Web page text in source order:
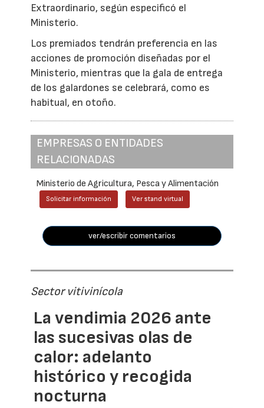
Extraordinario, según especificó el
Ministerio.
Los premiados tendrán preferencia en las
acciones de promoción diseñadas por el
Ministerio, mientras que la gala de entrega
de los galardones se celebrará, como es
habitual, en otoño.
EMPRESAS O ENTIDADES
RELACIONADAS
Ministerio de Agricultura, Pesca y Alimentación
Solicitar información Ver stand virtual
ver/escribir comentarios
Sector vitivinícola
La vendimia 2026 ante
las sucesivas olas de
calor: adelanto
histórico y recogida
nocturna